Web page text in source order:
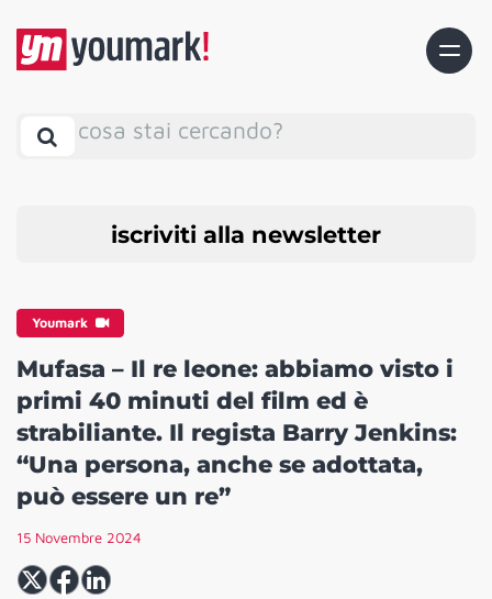
cosa stai cercando?
iscriviti alla newsletter
Youmark
Mufasa – Il re leone: abbiamo visto i
primi 40 minuti del film ed è
strabiliante. Il regista Barry Jenkins:
“Una persona, anche se adottata,
può essere un re”
15 Novembre 2024